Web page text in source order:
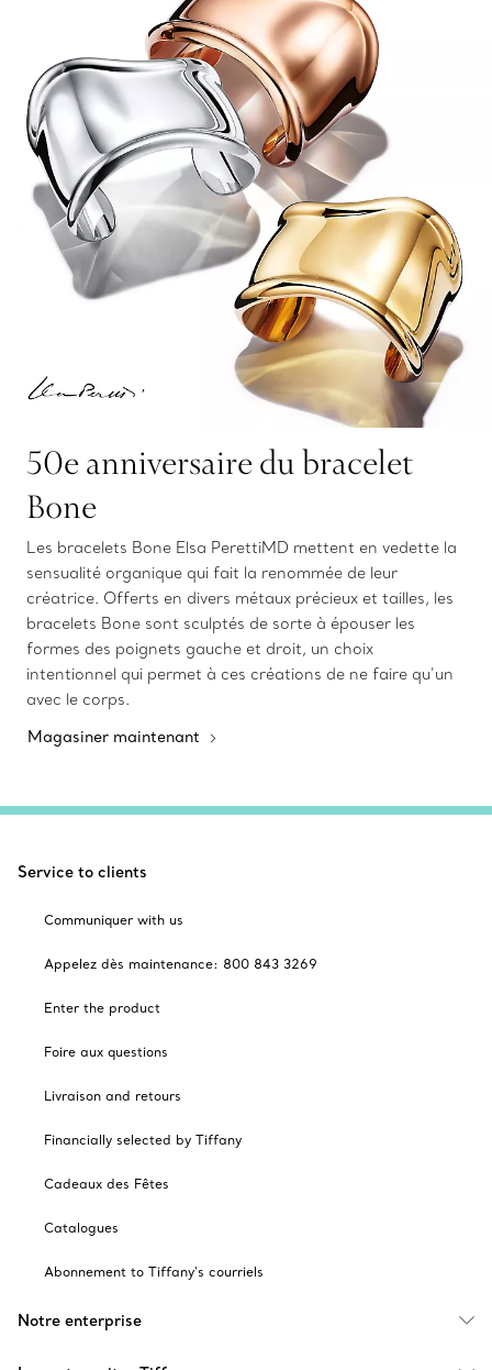
50e anniversaire du bracelet
Bone
Les bracelets Bone Elsa PerettiMD mettent en vedette la
sensualité organique qui fait la renommée de leur
créatrice. Offerts en divers métaux précieux et tailles, les
bracelets Bone sont sculptés de sorte à épouser les
formes des poignets gauche et droit, un choix
intentionnel qui permet à ces créations de ne faire qu’un
avec le corps.
Magasiner maintenant
Service to clients
Communiquer with us
Appelez dès maintenance: 800 843 3269
Enter the product
Foire aux questions
Livraison and retours
Financially selected by Tiffany
Cadeaux des Fêtes
Catalogues
Abonnement to Tiffany's courriels
Notre enterprise